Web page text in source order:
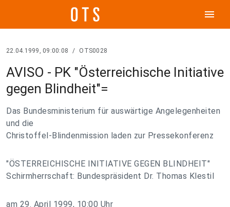
menu
22.04.1999, 09:00:08 / OTS0028
AVISO - PK "Österreichische Initiative
gegen Blindheit"=
Das Bundesministerium für auswärtige Angelegenheiten
und die
Christoffel-Blindenmission laden zur Pressekonferenz
"ÖSTERREICHISCHE INITIATIVE GEGEN BLINDHEIT"
Schirmherrschaft: Bundespräsident Dr. Thomas Klestil
am 29. April 1999, 10:00 Uhr